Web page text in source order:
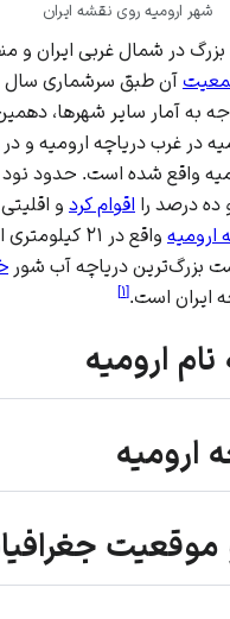
شهر ارومیه روی نقشه ایران
در شمال غربی ایران و
به آمار سایر شهرها،
در غرب دریاچه ارومیه و
واقع شده است. حدود
ده درصد را اقوام کرد و
ارومیه
واقع در ۲۱
بزرگ‌ترین دریاچه آب شور
ایران است.[۱]
ارومیه
ارومیه
موقعیت